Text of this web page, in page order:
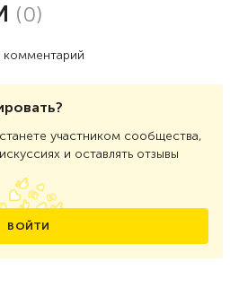
(0)
комментарий
участником сообщества,
и оставлять отзывы
ВОЙТИ